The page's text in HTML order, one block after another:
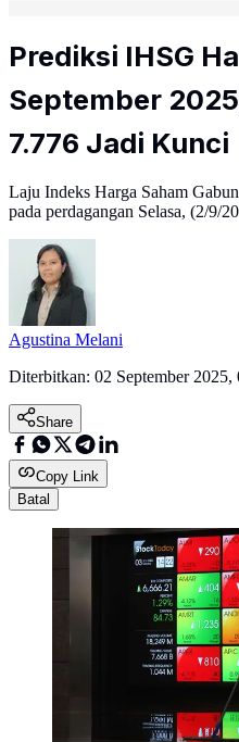
Prediksi IHSG
September
7.776 Jadi Kunci
Laju Indeks Harga Saham
pada perdagangan Selasa, (2/9/
Agustina Melani
Diterbitkan: 02 September
Share
Copy Link
Batal